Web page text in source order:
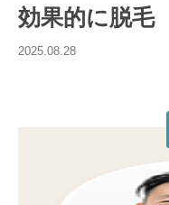
効果的に脱毛
2025.08.28